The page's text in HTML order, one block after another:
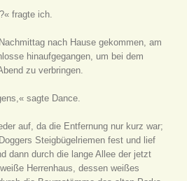
fragte ich.
nach Hause gekommen, am
hinaufgegangen, um bei dem
zu verbringen.
sagte Dance.
auf, da die Entfernung nur kurz war;
Steigbügelriemen fest und lief
dann durch die lange Allee der jetzt
Herrenhaus, dessen weißes